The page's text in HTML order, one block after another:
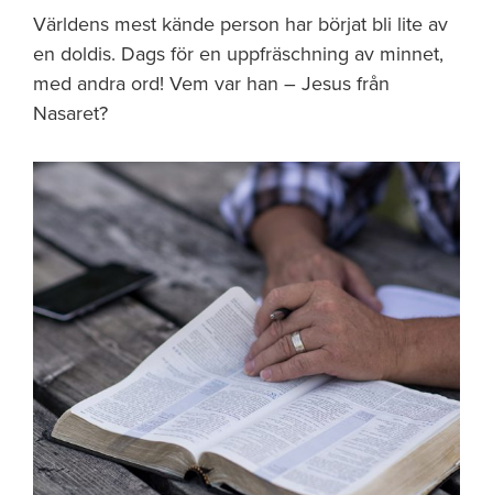
Världens mest kände person har börjat bli lite av
en doldis. Dags för en uppfräschning av minnet,
med andra ord! Vem var han – Jesus från
Nasaret?